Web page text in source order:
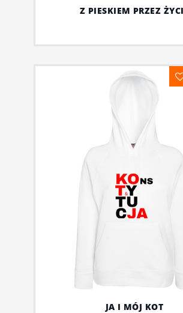
Z PIESKIEM PRZEZ
JA I MÓJ KOT